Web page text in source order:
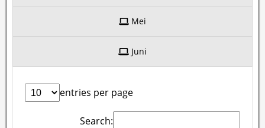
Mei
Juni
entries per page
Search: